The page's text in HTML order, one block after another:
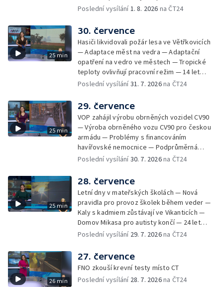
Troubek — Opravy Rudné omezí dopravu —
počasí na následující dny — Vedra táhnou na
chladnější místa — Hasiči lokalizovali požár
lesa na Opavsku — Požáry zemědělské
techniky na Olomoucku — Dva roky od
požáru škol v Českém Těšíně — Výstava
Sladké vzpomínky Opavska
Poslední vysílání1. 8. 2026 na ČT24
25 min
30. července
Hasiči likvidovali požár lesa ve Větřkovicích
— Adaptace měst na vedra — Adaptační
opatření na vedro ve městech — Tropické
teploty ovlivňují pracovní režim — 14 let
vězení za vraždu ženy ve Staříči/ —
— Podvodník připravil 17 lidí o 4 miliony —
DPO pořídí 70 nových elektrobusů — V
Olomouci přibude 20 elektrobusů —
Mistryně světa Kneblová zpět v Olomouci —
Mobilní kurníky pomáhají s kvalitou půdy —
Výběr ze sociálních sítí ČT — Nové varhany v
Rudě u Rýmařova
Poslední vysílání31. 7. 2026na ČT24
25 min
29. července
VOP zahájil výrobu obrněných vozidel CV90
— Výroba obrněného vozu CV90 pro českou
armádu — Problémy s financováním
havířovské nemocnice — Podprůměrná
návštěvnost koupališť v červenci — Do
Nedostatek krve v transfuzních stanicích —
Spor kvůli novému chodníku na Keprník —
Olomoucké shakespearovské léto
Poslední vysílání30. 7. 2026na ČT24
25 min
28. července
Letní dny v mateřských školách — Nová
pravidla pro provoz školek během veder —
Kaly s kadmiem zůstávají ve Vikanticích —
Domov Mikasa pro autisty končí — 24 let
vězení za zapálení ženy — Kybernetický
Gorol se chystá na festival — Nová
cyklostezka až na Slovensko — AI pomáhá
při endoskopii — Výběr ze sociálních sítí ČT
— Zemřela baletka Vlasta Pavelcová —
Poslední vysílání 29. 7. 2026na ČT24
26 min
27. července
FNO zkouší krevní testy místo CT
Poslední vysílání 28. 7. 2026na ČT24